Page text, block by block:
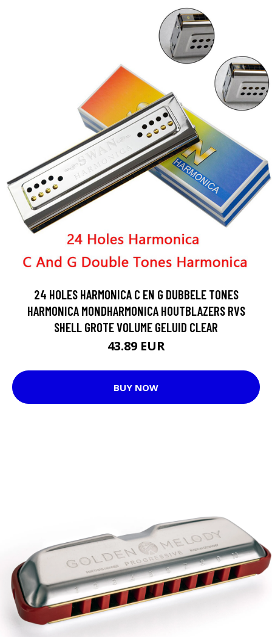
24 HOLES HARMONICA C EN G DUBBELE TONES
HARMONICA MONDHARMONICA HOUTBLAZERS RVS
SHELL GROTE VOLUME GELUID CLEAR
43.89 EUR
BUY NOW